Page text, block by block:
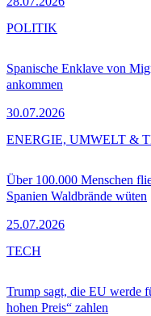
Spanische Enklave von
ankommen
30.07.2026
POLITIK
Über 100.000 Menschen
Spanien Waldbrände wüten
25.07.2026
ENERGIE, UMWELT &
Trump sagt, die EU werde
hohen Preis“ zahlen
TECH